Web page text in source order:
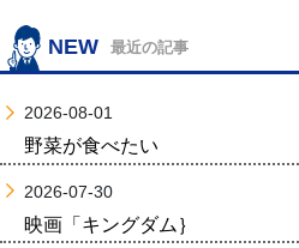
NEW 最近の記事
2026-08-01
野菜が食べたい
2026-07-30
映画「キングダム｝